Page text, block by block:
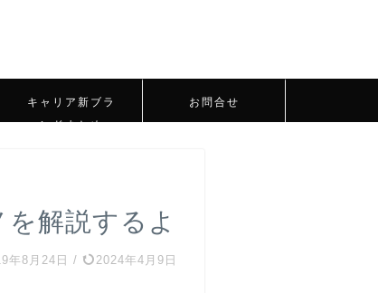
キャリア新ブラ
ンドまとめ
お問合せ
解説するよ
年8月24日 / 2024年4月9日